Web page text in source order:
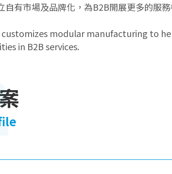
有市場及品牌化，為B2B開展更多的服務
modular manufacturing to
in B2B services.